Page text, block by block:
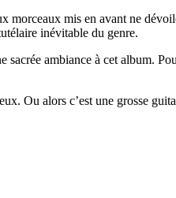
morceaux mis en avant ne
inévitable du genre.
ambiance à cet album.
Ou alors c’est une grosse